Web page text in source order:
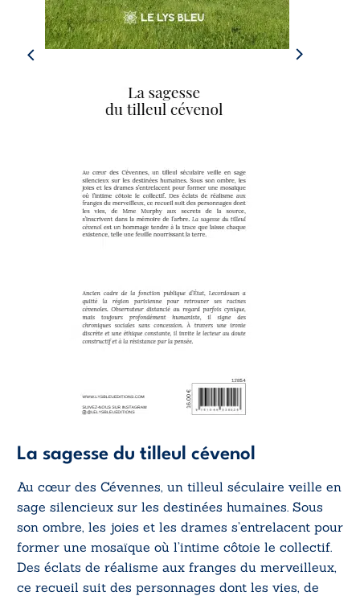
La sagesse du tilleul cévenol
Au cœur des Cévennes, un tilleul séculaire veille en
sage silencieux sur les destinées humaines. Sous
son ombre, les joies et les drames s’entrelacent pour
former une mosaïque où l’intime côtoie le collectif.
Des éclats de réalisme aux franges du merveilleux,
ce recueil suit des personnages dont les vies, de